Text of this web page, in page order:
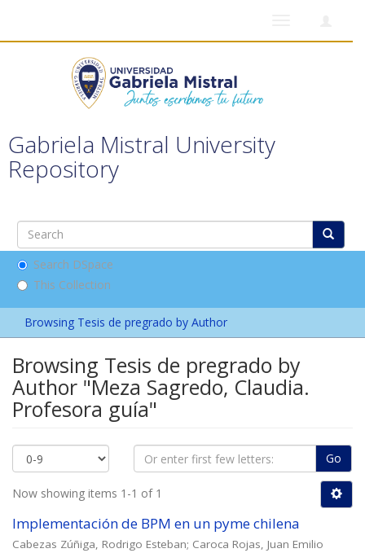
Gabriela Mistral University
Repository
Search DSpace
This Collection
Browsing Tesis de pregrado by Author
Browsing Tesis de pregrado by
Author "Meza Sagredo, Claudia.
Profesora guía"
Go
Now showing items 1-1 of 1
Implementación de BPM en un pyme chilena
Cabezas Zúñiga, Rodrigo Esteban; Caroca Rojas, Juan Emilio